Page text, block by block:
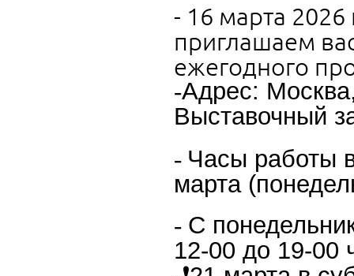
- 16 марта
приглашаем
ежегодного
-Адрес:
Выставочный
- Часы работы
марта
- С
12-00 до 19-00